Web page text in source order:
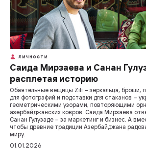
ЛИЧНОСТИ
Саида Мирзаева и Санан
расплетая историю
Обаятельные вещицы Zili – зеркальца, броши,
для фотографий и подставки для стаканов –
геометрическими узорами, повторяющими
азербайджанских ковров. Саида Мирзаева
Санан Гулузаде – за маркетинг и бизнес. А
чтобы древние традиции Азербайджана
миру.
01.01.2026